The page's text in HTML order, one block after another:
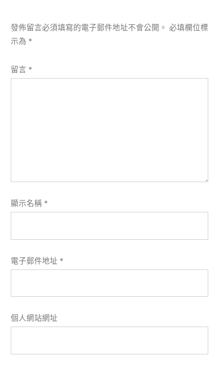
發佈留言必須填寫的電子郵件地址不會公開。 必填欄位標
示為 *
留言 *
顯示名稱 *
電子郵件地址 *
個人網站網址